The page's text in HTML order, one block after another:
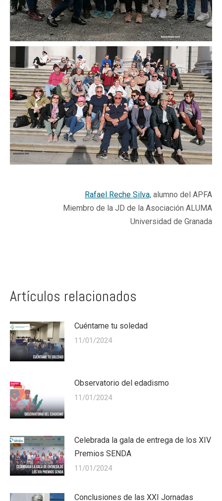
Rafael Reche Silva, alumno del APFA
Miembro de la JD de la Asociación ALUMA
Universidad de Granada
Artículos relacionados
Cuéntame tu soledad
11/01/2024
Observatorio del edadismo
11/01/2024
Celebrada la gala de entrega de los XIV
Premios SENDA
11/01/2024
Conclusiones de las XXI Jornadas